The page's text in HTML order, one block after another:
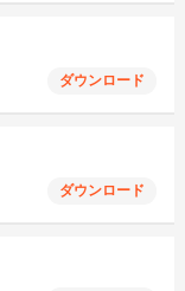
ダウンロード
ダウンロード